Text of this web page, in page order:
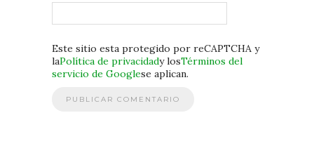
Este sitio esta protegido por reCAPTCHA y
laPolítica de privacidady losTérminos del
servicio de Googlese aplican.